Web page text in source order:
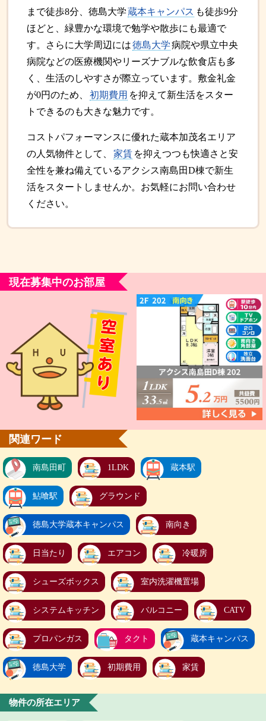
まで徒歩8分、徳島大学蔵本キャンパス も徒歩9分
ほどと、緑豊かな環境で勉学や散歩にも最適で
す。さらに大学周辺には徳島大学病院や県立中央
病院などの医療機関やリーズナブルな飲食店も多
く、生活のしやすさが際立っています。敷金礼金
が0円のため、
初期費用 を抑えて新生活をスター
トできるのも大きな魅力です。
コストパフォーマンスに優れた蔵本加茂名エリア
の人気物件として、
家賃 を抑えつつも快適さと安
全性を兼ね備えているアクシス南島田D棟で新生
活をスタートしませんか。お気軽にお問い合わせ
ください。
現在募集中のお部屋
関連ワード
南島田町 1LDK 蔵本駅
鮎喰駅 グラウンド
徳島大学蔵本キャンパス 南向き
日当たり エアコン 冷暖房
シューズボックス 室内洗濯機置場
システムキッチン バルコニー CATV
プロパンガス タクト 蔵本キャンパス
徳島大学 初期費用 家賃
物件の所在エリア